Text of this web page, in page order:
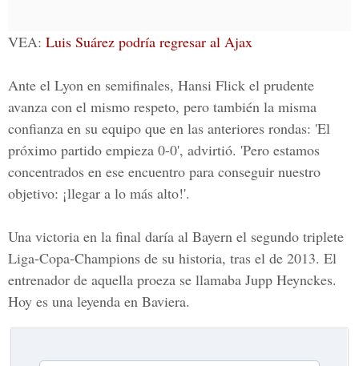
VEA: Luis Suárez podría regresar al Ajax
Ante el Lyon en semifinales, Hansi Flick el prudente
avanza con el mismo respeto, pero también la misma
confianza en su equipo que en las anteriores rondas: 'El
próximo partido empieza 0-0', advirtió. 'Pero estamos
concentrados en ese encuentro para conseguir nuestro
objetivo: ¡llegar a lo más alto!'.
Una victoria en la final daría al Bayern el segundo triplete
Liga-Copa-Champions de su historia, tras el de 2013. El
entrenador de aquella proeza se llamaba Jupp Heynckes.
Hoy es una leyenda en Baviera.